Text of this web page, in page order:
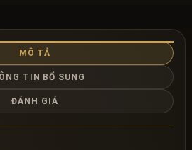
MÔ TẢ
TIN BỔ SUNG
ĐÁNH GIÁ